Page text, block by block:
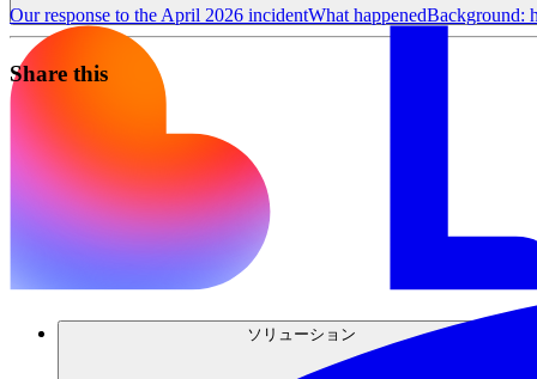
ソリューション
Our response to the April 2026 incidentWhat happenedBackground:
Share this